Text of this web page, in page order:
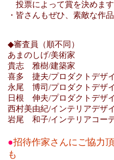
投票によって賞を決めま
・皆さんもぜひ、素敵な作
◆審査員（順不同）
あまのしげ/美術家
貴志 雅樹/建築家
喜多 捷夫/プロダクトデザ
永尾 博司/プロダクトデザ
日根 伸夫/プロダクトデザ
西村美由紀/インテリアデザ
岩尾 和子/インテリアコー
●招待作家さんにご協力
も